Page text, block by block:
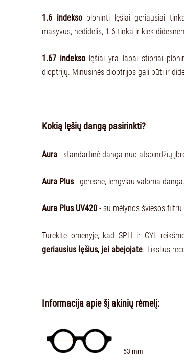
1.6 indeksoploninti lęšiai geriausiai
masyvus, nedidelis, 1.6 tinka ir kiek
1.67 indekso lęšiai yra labai stipriai
dioptrijų. Minusinės dioptrijos gali būti ir
Kokią lęšių dangą pasirinkti?
Aura - standartinė danga nuo atspindžių
Aura Plus- geresnė, lengviau valoma danga.
Aura Plus UV420 - su mėlynos šviesos
Turėkite omenyje, kad SPH ir CYL
geriausius lęšius, jei abejojate. Tikslius
Informacija apie šį akinių rėmelį:
53 mm